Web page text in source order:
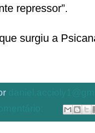
repressor”.
surgiu a